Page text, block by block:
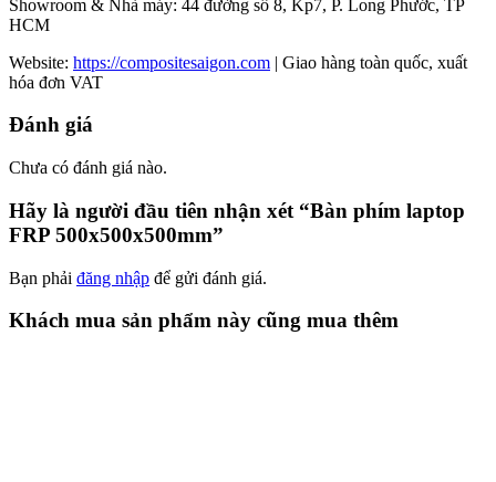
Showroom & Nhà máy: 44 đường số 8, Kp7, P. Long Phước, TP
HCM
Website: https://compositesaigon.com | Giao hàng toàn quốc, xuất
hóa đơn VAT
Đánh giá
Chưa có đánh giá nào.
Hãy là người đầu tiên nhận xét “Bàn phím laptop
FRP 500x500x500mm”
Bạn phải đăng nhập để gửi đánh giá.
Khách mua sản phẩm này cũng mua thêm